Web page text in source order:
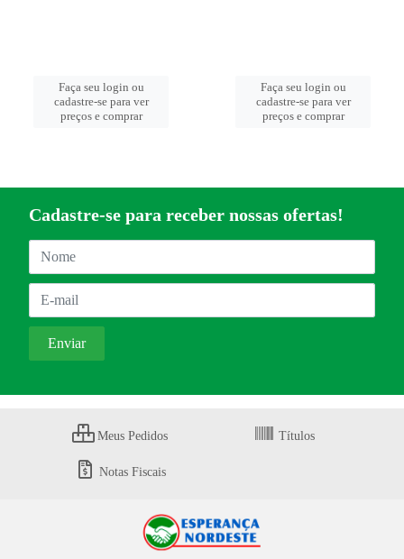
Faça seu login ou
cadastre-se para ver
preços e comprar
Faça seu login ou
cadastre-se para ver
preços e comprar
Cadastre-se para receber nossas ofertas!
Meus Pedidos Títulos
Notas Fiscais